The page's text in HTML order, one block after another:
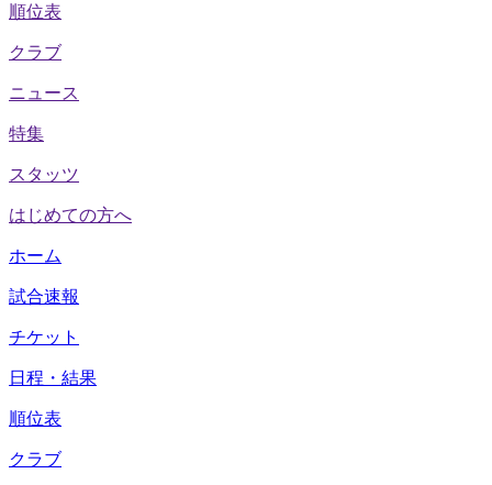
順位表
クラブ
ニュース
特集
スタッツ
はじめての方へ
ホーム
試合速報
チケット
日程・結果
順位表
クラブ